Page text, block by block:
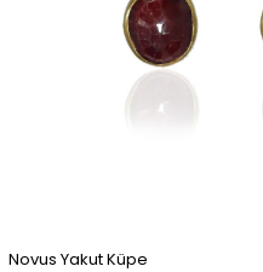
Novus Yakut Küpe